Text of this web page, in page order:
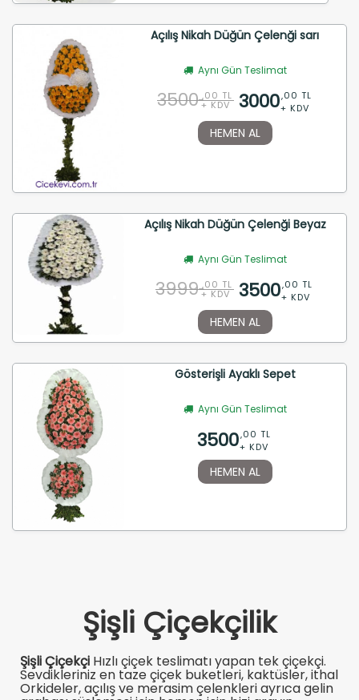
Açılış Nikah Düğün Çelenği sarı
Aynı Gün Teslimat
3500 ,00 TL
+ KDV 3000,00 TL
+ KDV
HEMEN AL
Açılış Nikah Düğün Çelenği Beyaz
Aynı Gün Teslimat
3999 ,00 TL
+ KDV 3500,00 TL
+ KDV
HEMEN AL
Gösterişli Ayaklı Sepet
Aynı Gün Teslimat
3500,00 TL
+ KDV
HEMEN AL
Şişli Çiçekçilik
Şişli Çiçekçi Hızlı çiçek teslimatı yapan tek çiçekçi.
Sevdikleriniz en taze çiçek buketleri, kaktüsler, ithal
Orkideler, açılış ve merasim çelenkleri ayrıca gelin